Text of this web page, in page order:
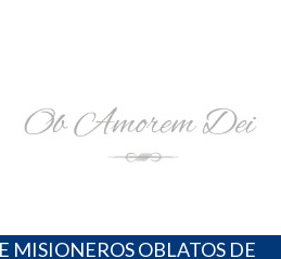
Advocaciones Marianas,
y más
MISIONEROS OBLATOS DE